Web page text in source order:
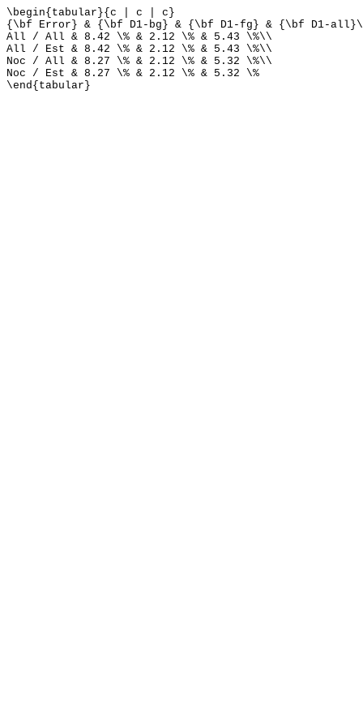
\begin{tabular}{c | c | c}
{\bf Error} & {\bf D1-bg} & {\bf D1-fg} & {\bf D1-
All / All & 8.42 \% & 2.12 \% & 5.43 \%\\
All / Est & 8.42 \% & 2.12 \% & 5.43 \%\\
Noc / All & 8.27 \% & 2.12 \% & 5.32 \%\\
Noc / Est & 8.27 \% & 2.12 \% & 5.32 \%
\end{tabular}